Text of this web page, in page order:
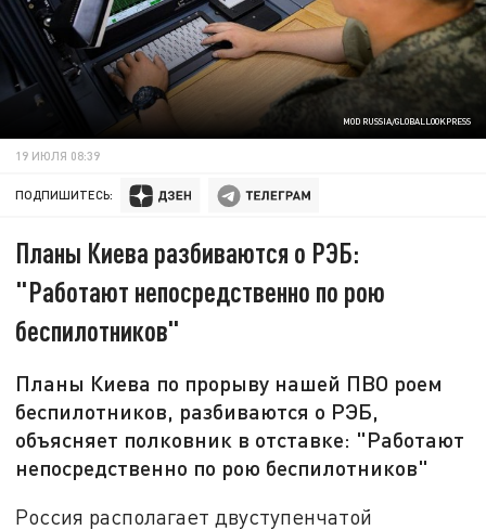
MOD RUSSIA/GLOBALLOOKPRESS
19 ИЮЛЯ 08:39
ПОДПИШИТЕСЬ:
Планы Киева разбиваются о РЭБ:
"Работают непосредственно по рою
беспилотников"
Планы Киева по прорыву нашей ПВО роем
беспилотников, разбиваются о РЭБ,
объясняет полковник в отставке: "Работают
непосредственно по рою беспилотников"
Россия располагает двуступенчатой